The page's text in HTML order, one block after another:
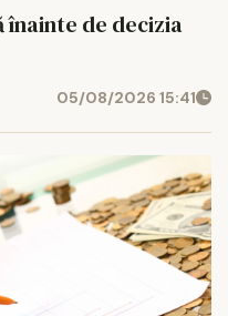
înainte de decizia
05/08/2026 15:41